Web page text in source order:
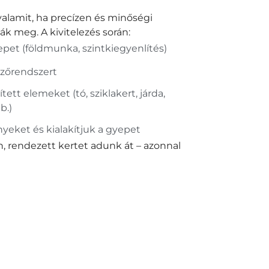
ha precízen és minőségi
meg. A kivitelezés során:
(földmunka, szintkiegyenlítés)
elemeket (tó, sziklakert, járda,
és kialakítjuk a gyepet
rendezett kertet adunk át – azonnal